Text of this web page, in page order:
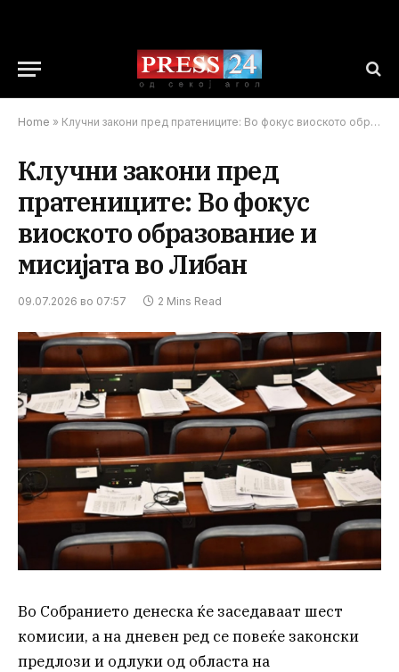
Home » Клучни закони пред пратениците: Во фокус виоското образование и мисијата во Либан
Клучни закони пред
пратениците: Во фокус
виоското образование и
мисијата во Либан
09.07.2026 во 07:57 2 Mins Read
Во Собранието денеска ќе заседаваат шест
комисии, а на дневен ред се повеќе законски
предлози и одлуки од областа на